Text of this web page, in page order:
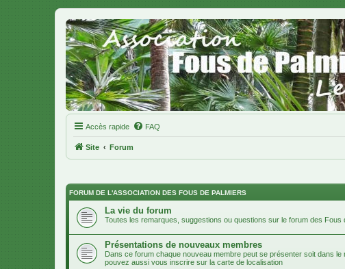
Accès rapide FAQ
Site Forum
FORUM DE L'ASSOCIATION DES FOUS DE PALMIERS
La vie du forum
Toutes les remarques, suggestions ou questions sur le forum des
Présentations de nouveaux membres
Dans ce forum chaque nouveau membre peut se présenter soit dans
pouvez aussi vous inscrire sur la carte de localisation